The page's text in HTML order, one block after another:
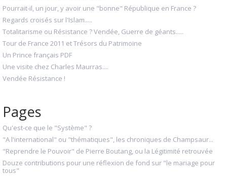
Pourrait-il, un jour, y avoir une "bonne" République en France ?
Regards croisés sur l'Islam.....
Totalitarisme ou Résistance ? Vendée, Guerre de géants.....
Tour de France 2011 et Trésors du Patrimoine
Un Prince français PDF
Une visite chez Charles Maurras....
Vendée Résistance !
Pages
Qu'est-ce que le "Système" ?
"A l'international" ou "thématiques", les chroniques de Champsaur...
"Reprendre le Pouvoir" de Pierre Boutang, ou la Légitimité retrouvée
Douze contributions pour une réflexion de fond sur "le mariage pour
tous"